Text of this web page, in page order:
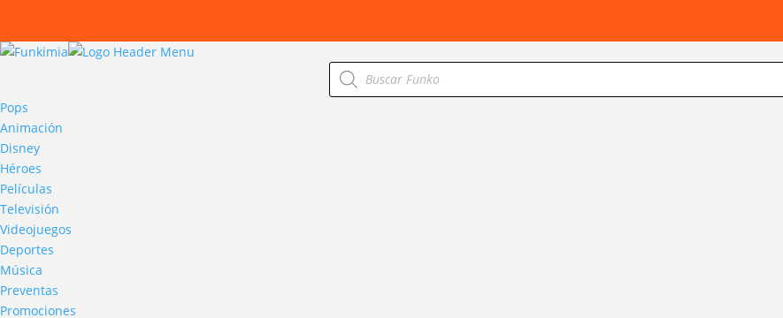
Products
search
Pops
Animación
Disney
Héroes
Películas
Televisión
Videojuegos
Deportes
Música
Preventas
Promociones